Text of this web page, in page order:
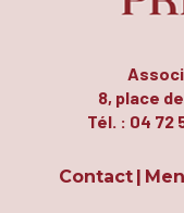
8, place
Tél. : 04 72
Contact |